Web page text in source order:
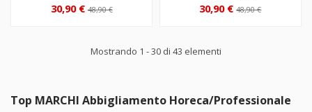
30,90 €48,90 € 30,90 €48,90 €
Mostrando 1 - 30 di 43 elementi
Top MARCHI Abbigliamento Horeca/Professionale